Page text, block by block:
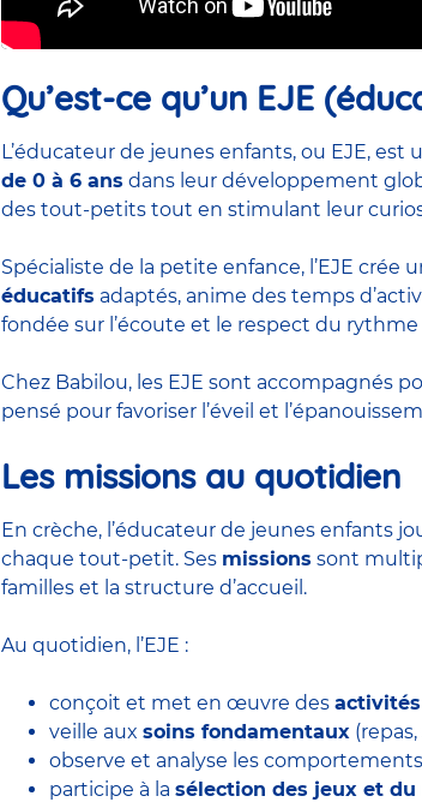
Qu’est-ce qu’un EJE
L’éducateur de jeunes enfants, ou EJE,
de 0 à 6 ans dans leur développement
des tout-petits tout en stimulant leur
Spécialiste de la petite enfance, l’EJE
éducatifs adaptés, anime des temps
fondée sur l’écoute et le respect du rythme
Chez Babilou, les EJE sont accompagnés
pensé pour favoriser l’éveil et
Les missions au quotidien
En crèche, l’éducateur de jeunes enfants
chaque tout-petit. Ses missions sont
familles et la structure d’accueil.
Au quotidien, l’EJE :
conçoit et met en œuvre des
veille aux soins fondamentaux
observe et analyse les
participe à la sélection des jeux et